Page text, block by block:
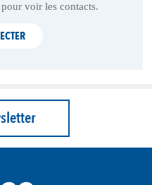
voir les contacts.